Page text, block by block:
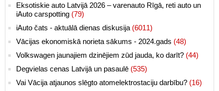
Eksotiskie auto Latvijā 2026 – varenauto Rīgā, reti auto un
iAuto carspotting (79)
iAuto čats - aktuālā dienas diskusija (6011)
Vācijas ekonomiskā norieta sākums - 2024.gads (48)
Volkswagen jaunajiem dzinējiem zūd jauda, ko darīt? (44)
Degvielas cenas Latvijā un pasaulē (535)
Vai Vācija atjaunos slēgto atomelektrostaciju darbību? (16)